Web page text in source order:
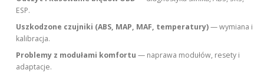
ESP.
Uszkodzone czujniki (ABS, MAP, MAF, temperatury)— wymiana i
kalibracja.
Problemy z modułami komfortu — naprawa modułów, resety i
adaptacje.